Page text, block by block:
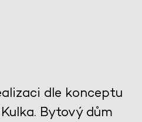
dle konceptu
Bytový dům